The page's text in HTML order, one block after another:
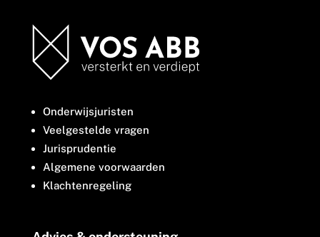
Onderwijsjuristen
Veelgestelde vragen
Jurisprudentie
Algemene voorwaarden
Klachtenregeling